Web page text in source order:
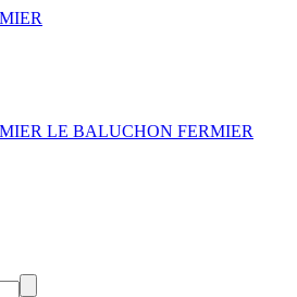
LE BALUCHON FERMIER